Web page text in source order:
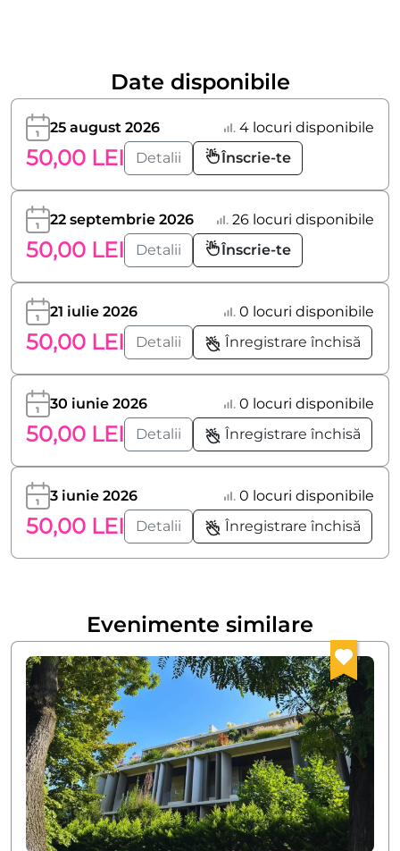
Date disponibile
25 august 2026 4 locuri disponibile
50,00 LEI Detalii Înscrie-te
22 septembrie 2026 26 locuri disponibile
50,00 LEI Detalii Înscrie-te
21 iulie 2026 0 locuri disponibile
50,00 LEI Detalii Înregistrare închisă
30 iunie 2026 0 locuri disponibile
50,00 LEI Detalii Înregistrare închisă
3 iunie 2026 0 locuri disponibile
50,00 LEI Detalii Înregistrare închisă
Evenimente similare